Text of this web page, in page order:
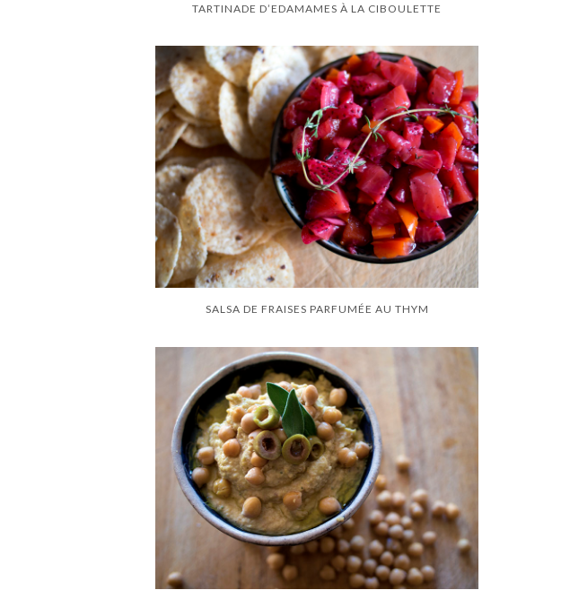
TARTINADE D’EDAMAMES À LA CIBOULETTE
SALSA DE FRAISES PARFUMÉE AU THYM